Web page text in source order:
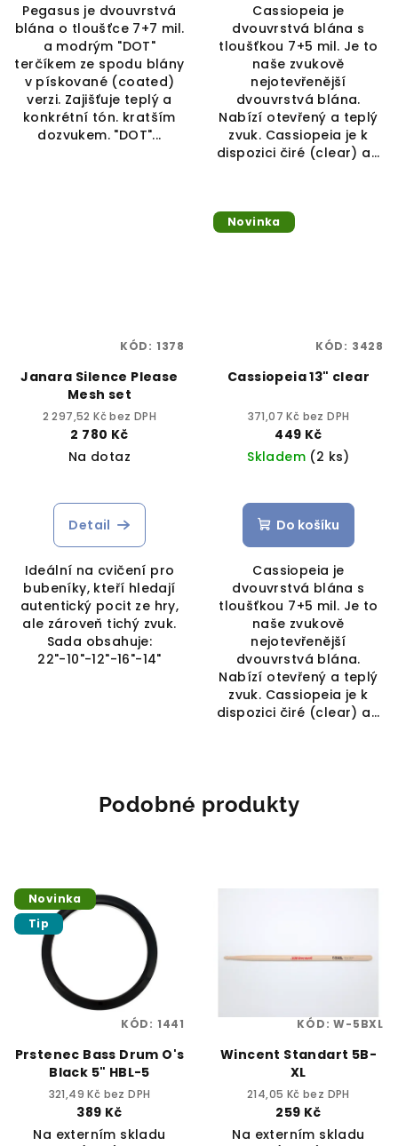
Pegasus je dvouvrstvá
blána o tloušťce 7+7 mil.
a modrým "DOT"
terčíkem ze spodu blány
v pískované (coated)
verzi. Zajišťuje teplý a
konkrétní tón. kratším
dozvukem. "DOT"...
Cassiopeia je
dvouvrstvá blána s
tloušťkou 7+5 mil. Je to
naše zvukově
nejotevřenější
dvouvrstvá blána.
Nabízí otevřený a teplý
zvuk. Cassiopeia je k
dispozici čiré (clear) a...
Janara Silence Please
Mesh set
2 297,52 Kč bez DPH
2 780 Kč
Na dotaz
Detail
Ideální na cvičení pro
bubeníky, kteří hledají
autentický pocit ze hry,
ale zároveň tichý zvuk.
Sada obsahuje:
22"-10"-12"-16"-14"
KÓD: 1378
Novinka
Cassiopeia 13" clear
371,07 Kč bez DPH
449 Kč
Skladem (2 ks)
Do košíku
Cassiopeia je
dvouvrstvá blána s
tloušťkou 7+5 mil. Je to
naše zvukově
nejotevřenější
dvouvrstvá blána.
Nabízí otevřený a teplý
zvuk. Cassiopeia je k
dispozici čiré (clear) a...
KÓD: 3428
Podobné produkty
Novinka
Tip
Prstenec Bass Drum O's
Black 5" HBL-5
321,49 Kč bez DPH
389 Kč
Na externím skladu
KÓD: 1441
Wincent Standart 5B-
XL
214,05 Kč bez DPH
259 Kč
Na externím skladu
KÓD:W-5BXL